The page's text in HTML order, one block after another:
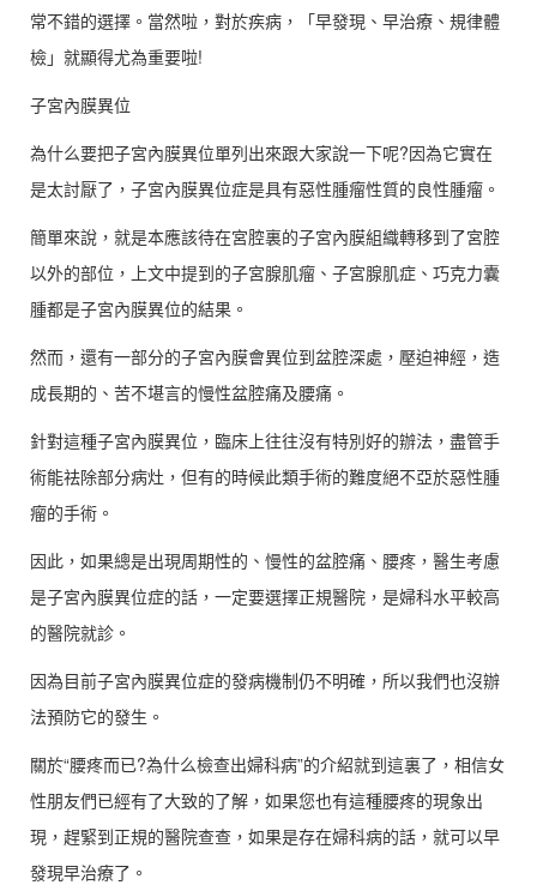
常不錯的選擇。當然啦，對於疾病，「早發現、早治療、規律體
檢」就顯得尤為重要啦!
子宮內膜異位
為什么要把子宮內膜異位單列出來跟大家說一下呢?因為它實在
是太討厭了，子宮內膜異位症是具有惡性腫瘤性質的良性腫瘤。
簡單來說，就是本應該待在宮腔裏的子宮內膜組織轉移到了宮腔
以外的部位，上文中提到的子宮腺肌瘤、子宮腺肌症、巧克力囊
腫都是子宮內膜異位的結果。
然而，還有一部分的子宮內膜會異位到盆腔深處，壓迫神經，造
成長期的、苦不堪言的慢性盆腔痛及腰痛。
針對這種子宮內膜異位，臨床上往往沒有特別好的辦法，盡管手
術能祛除部分病灶，但有的時候此類手術的難度絕不亞於惡性腫
瘤的手術。
因此，如果總是出現周期性的、慢性的盆腔痛、腰疼，醫生考慮
是子宮內膜異位症的話，一定要選擇正規醫院，是婦科水平較高
的醫院就診。
因為目前子宮內膜異位症的發病機制仍不明確，所以我們也沒辦
法預防它的發生。
關於“腰疼而已?為什么檢查出婦科病”的介紹就到這裏了，相信女
性朋友們已經有了大致的了解，如果您也有這種腰疼的現象出
現，趕緊到正規的醫院查查，如果是存在婦科病的話，就可以早
發現早治療了。